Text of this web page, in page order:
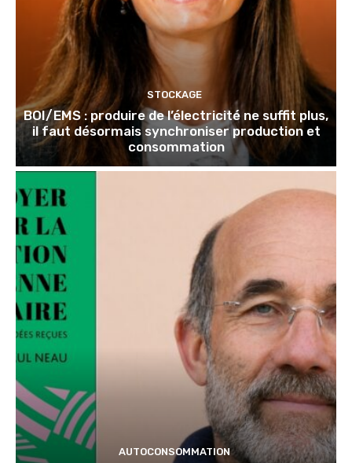
STOCKAGE
BOI/EMS : produire de l’électricité ne suffit plus,
il faut désormais synchroniser production et
consommation
AUTOCONSOMMATION